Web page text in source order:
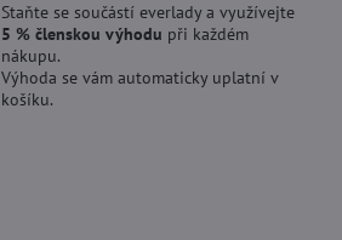
Staňte se součástí everlady a využívejte
5 % členskou výhodu při každém
nákupu.
Výhoda se vám automaticky uplatní v
košíku.